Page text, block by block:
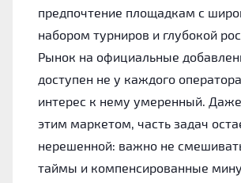
предпочтение площадкам с
набором турниров и глубокой
Рынок на официальные
доступен не у каждого
интерес к нему умеренный.
этим маркетом, часть задач
нерешенной: важно не
таймы и компенсированные